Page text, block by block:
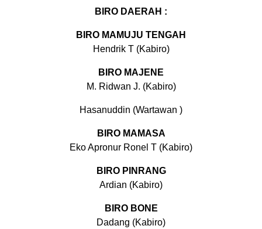
BIRO DAERAH :
BIRO MAMUJU TENGAH
Hendrik T (Kabiro)
BIRO MAJENE
M. Ridwan J. (Kabiro)
Hasanuddin (Wartawan )
BIRO MAMASA
Eko Apronur Ronel T (Kabiro)
BIRO PINRANG
Ardian (Kabiro)
BIRO BONE
Dadang (Kabiro)